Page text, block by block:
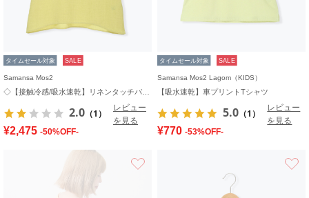
タイムセール対象 SALE
Samansa Mos2
2.0 （1）
レビュー
を見る
¥2,475 -50%OFF-
タイムセール対象 SALE
Samansa Mos2 Lagom（KIDS）
【吸水速乾】車プリントTシャツ
5.0 （1）
レビュー
を見る
¥770 -53%OFF-